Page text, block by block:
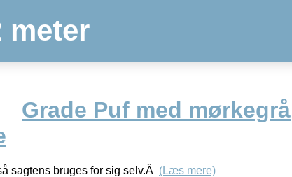
meter
Grade Puf med mørkegrå
sagtens bruges for sig selv.Â (Læs mere)